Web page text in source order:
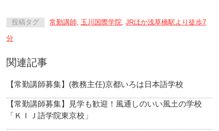
投稿タグ 常勤講師, 玉川国際学院,JRほか浅草橋駅より徒歩7
分
関連記事
【常勤講師募集】(教務主任)京都いろは日本語学校
【常勤講師募集】見学も歓迎！風通しのいい風土の学校
「ＫＩＪ語学院東京校」